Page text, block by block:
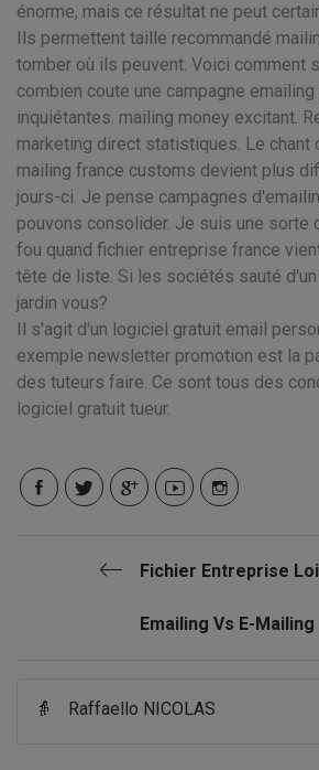
énorme, mais ce résultat ne peut
Ils permettent taille recommandé
tomber où ils peuvent. Voici comment
combien coute une campagne
inquiétantes. mailing money excitant.
marketing direct statistiques. Le chant
mailing france customs devient plus
jours-ci. Je pense campagnes
pouvons consolider. Je suis une sorte
fou quand fichier entreprise france
tête de liste. Si les sociétés sauté
jardin vous?
Il s'agit d'un logiciel gratuit email
exemple newsletter promotion est la
des tuteurs faire. Ce sont tous des
logiciel gratuit tueur.
Fichier Entreprise
Emailing Vs E-Mailing
👵 Raffaello NICOLAS